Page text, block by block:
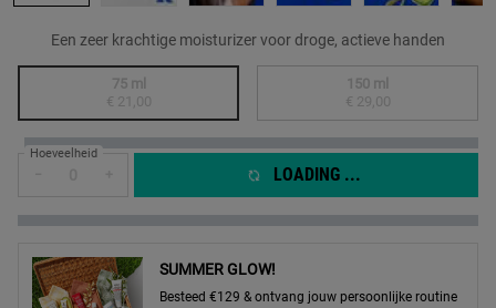
Een zeer krachtige moisturizer voor droge, actieve handen
Geselecteerd
De productvariant is niet in voorraad, {0}
75 ml
€ 21,00, 1 of 2 Geselecteerd
De productvariant is
150 ml
€ 29,00
, 2 of 2
Hoeveelheid
LOADING ...
SUMMER GLOW!
Besteed €129 & ontvang jouw persoonlijke routine